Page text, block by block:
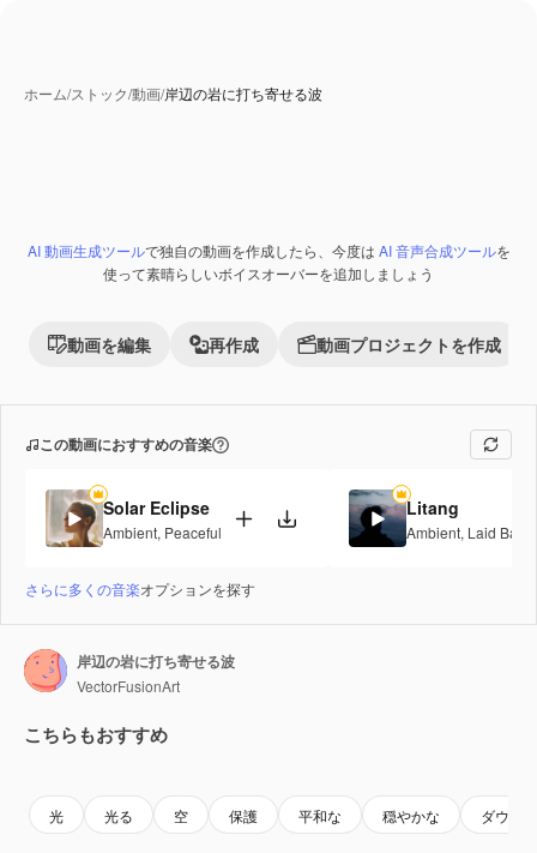
ホーム/ストック/動画/岸辺の岩に打ち寄せる波
PremiumAI 生成コンテンツ
AI 動画生成ツールで独自の動画を作成したら、今度は AI 音声合成ツールを
使って素晴らしいボイスオーバーを追加しましょう
動画を編集 再作成 動画プロジェクトを作成
この動画におすすめの音楽
Solar Eclipse
Ambient, Peaceful
Litang
Ambient, Laid Back
さらに多くの音楽オプションを探す
岸辺の岩に打ち寄せる波
VectorFusionArt
こちらもおすすめ
光 光る 空 保護 平和な 穏やかな ダウン